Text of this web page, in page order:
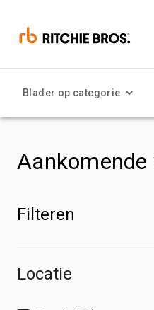
Blader op categorie
Filteren
Locatie